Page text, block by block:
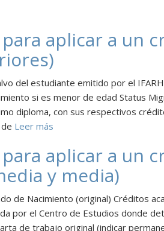
aplicar a un
del estudiante emitido por el
si es menor de edad Status
diploma, con sus respectivos
Leer más
aplicar a un
y media)
de Nacimiento (original) Créditos
por el Centro de Estudios donde
de trabajo original (indicar